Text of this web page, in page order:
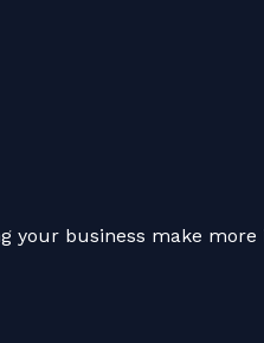
your business make more